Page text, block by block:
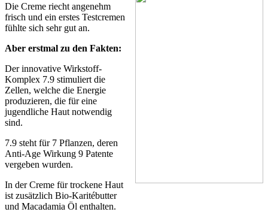
Die Creme riecht angenehm
frisch und ein erstes Testcremen
fühlte sich sehr gut an.
Aber erstmal zu den Fakten:
Der innovative Wirkstoff-
Komplex 7.9 stimuliert die
Zellen, welche die Energie
produzieren, die für eine
jugendliche Haut notwendig
sind.
7.9 steht für 7 Pflanzen, deren
Anti-Age Wirkung 9 Patente
vergeben wurden.
In der Creme für trockene Haut
ist zusätzlich Bio-Karitébutter
und Macadamia Öl enthalten.